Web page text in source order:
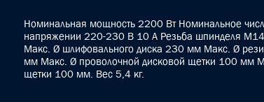
Номинальная мощность 2200 Вт Номинальное
напряжении 220-230 В 10 A Резьба шпинделя
Макс. Ø шлифовального диска 230 мм Макс. Ø
мм Макс. Ø проволочной дисковой щетки 100 мм
щетки 100 мм. Вес 5,4 кг.